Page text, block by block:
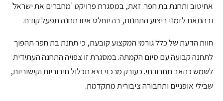
אחיטוב ותחנת בת חפר. זאת, במסגרת פרויקט 'מחברים את ישראל'
ובהתאם לזמני ביצוע התחנות, בה יוחלט איזו תחנה תפעל קודם.
חוות הדעת של כלל גורמי המקצוע קובעת, כי תחנת בת חפר תהפוך
לתחנה קבועה עם סיום הקמתה. במסגרת זו צפויה התחנה העתידית
לשמש כהאב תחבורתי. כעורק מרכזי היא תכלול חיבוריות וקישוריות,
שבילי אופניים ותחבורה ציבורית מתקדמת.